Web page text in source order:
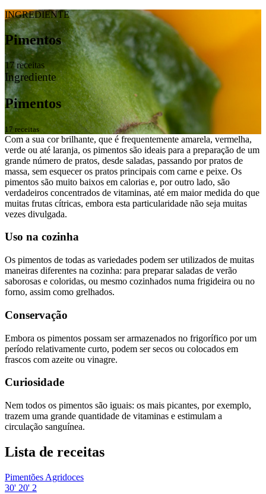
INGREDIENTE
Pimentos
17 receitas
Ingrediente
Pimentos
17 receitas
Com a sua cor brilhante, que é frequentemente amarela, vermelha,
verde ou até laranja, os pimentos são ideais para a preparação de um
grande número de pratos, desde saladas, passando por pratos de
massa, sem esquecer os pratos principais com carne e peixe. Os
pimentos são muito baixos em calorias e, por outro lado, são
verdadeiros concentrados de vitaminas, até em maior medida do que
muitas frutas cítricas, embora esta particularidade não seja muitas
vezes divulgada.
Uso na cozinha
Os pimentos de todas as variedades podem ser utilizados de muitas
maneiras diferentes na cozinha: para preparar saladas de verão
saborosas e coloridas, ou mesmo cozinhados numa frigideira ou no
forno, assim como grelhados.
Conservação
Embora os pimentos possam ser armazenados no frigorífico por um
período relativamente curto, podem ser secos ou colocados em
frascos com azeite ou vinagre.
Curiosidade
Nem todos os pimentos são iguais: os mais picantes, por exemplo,
trazem uma grande quantidade de vitaminas e estimulam a
circulação sanguínea.
Lista de receitas
Pimentões Agridoces
30' 20' 2